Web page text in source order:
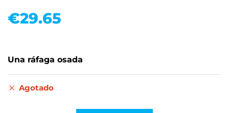
€29.65
Una ráfaga osada
Agotado